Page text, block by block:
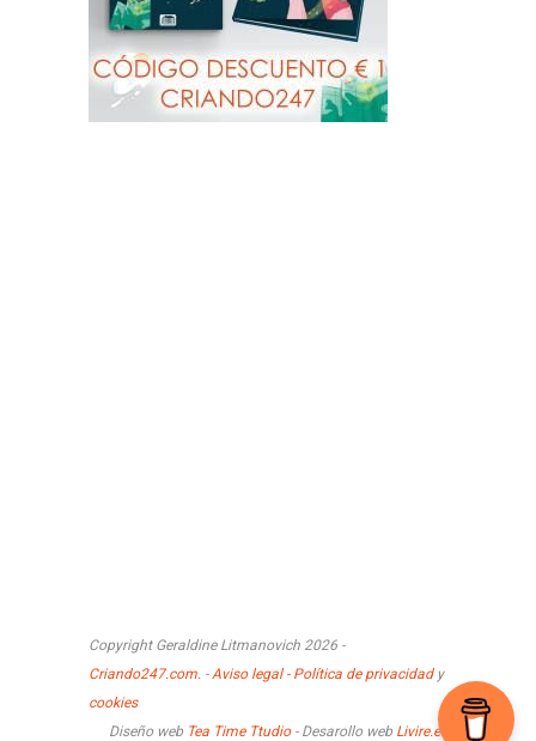
Copyright Geraldine Litmanovich 2026 -
Criando247.com. -Aviso legal - Política de privacidady
cookies
Diseño web Tea Time Ttudio- Desarollo web Livire.es